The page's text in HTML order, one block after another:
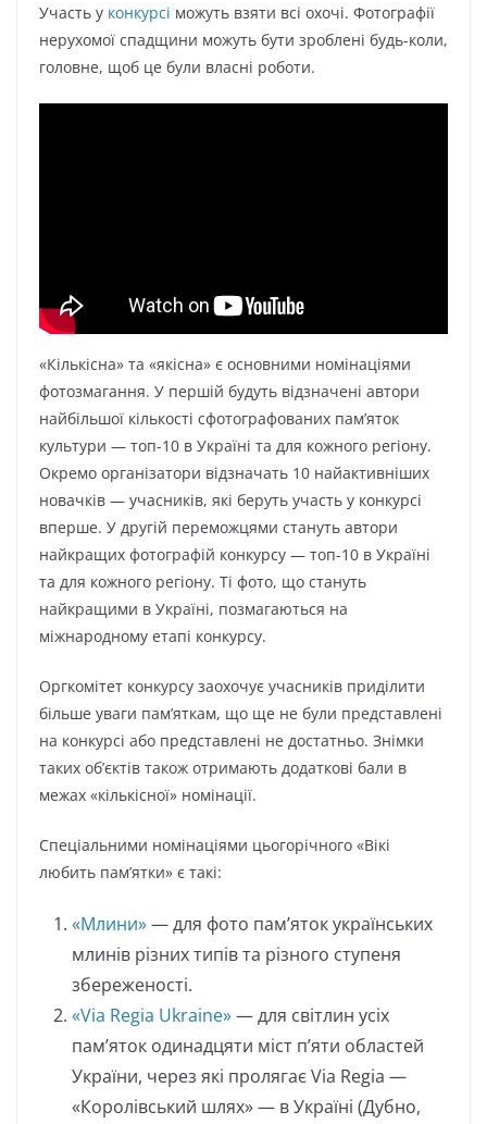
Участь у конкурсі можуть взяти всі охочі. Фотографії
нерухомої спадщини можуть бути зроблені будь-коли,
головне, щоб це були власні роботи.
«Кількісна» та «якісна» є основними номінаціями
фотозмагання. У першій будуть відзначені автори
найбільшої кількості сфотографованих пам’яток
культури — топ-10 в Україні та для кожного регіону.
Окремо організатори відзначать 10 найактивніших
новачків — учасників, які беруть участь у конкурсі
вперше. У другій переможцями стануть автори
найкращих фотографій конкурсу — топ-10 в Україні
та для кожного регіону. Ті фото, що стануть
найкращими в Україні, позмагаються на
міжнародному етапі конкурсу.
Оргкомітет конкурсу заохочує учасників приділити
більше уваги пам’яткам, що ще не були представлені
на конкурсі або представлені не достатньо. Знімки
таких об’єктів також отримають додаткові бали в
межах «кількісної» номінації.
Спеціальними номінаціями цьогорічного «Вікі
любить пам’ятки» є такі:
«Млини»— для фото пам’яток українських
млинів різних типів та різного ступеня
збереженості.
«Via Regia Ukraine»— для світлин усіх
пам’яток одинадцяти міст п’яти областей
України, через які пролягає Via Regia —
«Королівський шлях» — в Україні (Дубно,